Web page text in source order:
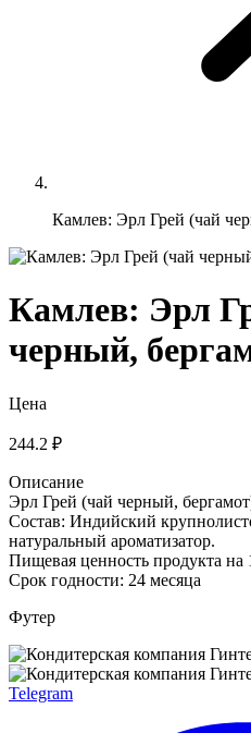
Камлев: Эрл Грей (чай
Камлев: Эрл
черный,
Цена
244.2 ₽
Описание
Эрл Грей (чай черный,
Состав: Индийский
натуральный ароматизатор.
Пищевая ценность продукта на
Срок годности: 24 месяца
Футер
Telegram